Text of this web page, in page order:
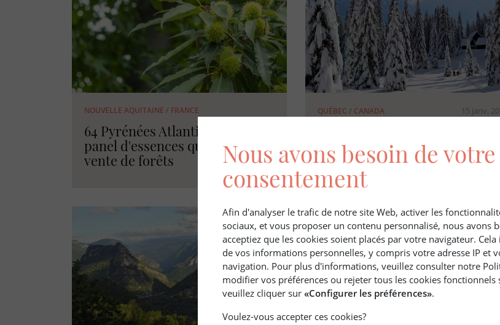
NOUVELLE AQUITAINE / FRANCE
64 Pyrénées Atlantiques - Un
panel d'essences qui valorise la
vente de forêts
QUÉBEC / CANADA 15 janv.
Nous avons besoin de votre
consentement
Afin d'analyser le trafic de notre site Web, activer les
sociaux, et vous proposer un contenu personnalisé, nous avons
acceptiez que les cookies soient placés par votre navigateur.
de vos informations personnelles, y compris votre adresse IP et
navigation. Pour plus d'informations, veuillez consulter notre
modifier vos préférences ou rejeter tous les cookies fonctionnels
veuillez cliquer sur «Configurer les préférences».
Voulez-vous accepter ces cookies?